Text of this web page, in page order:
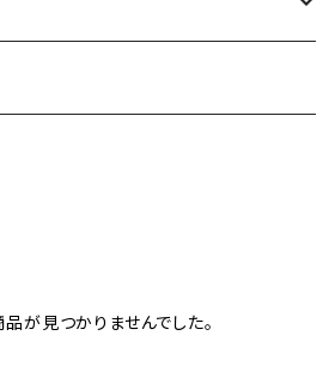
が見つかりませんでした。